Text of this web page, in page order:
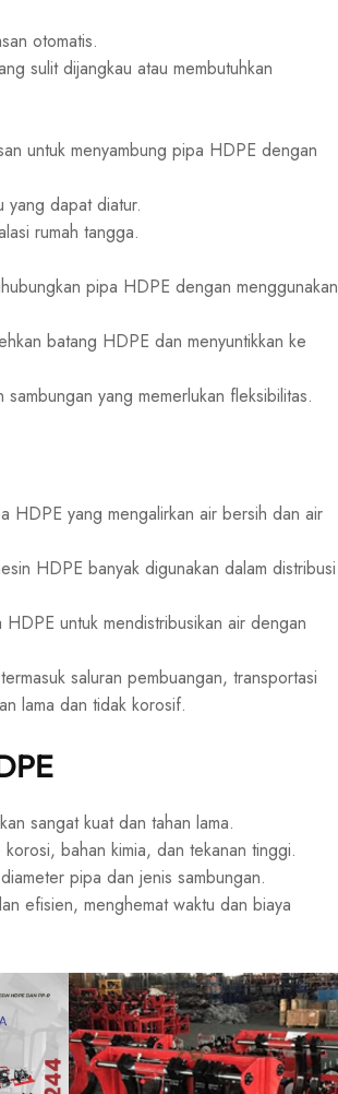
otomatis.
sulit dijangkau atau membutuhkan
untuk menyambung pipa HDPE dengan
yang dapat diatur.
rumah tangga.
pipa HDPE dengan menggunakan
batang HDPE dan menyuntikkan ke
yang memerlukan fleksibilitas.
HDPE yang mengalirkan air bersih dan air
HDPE banyak digunakan dalam distribusi
untuk mendistribusikan air dengan
saluran pembuangan, transportasi
lama dan tidak korosif.
sangat kuat dan tahan lama.
bahan kimia, dan tekanan tinggi.
pipa dan jenis sambungan.
efisien, menghemat waktu dan biaya